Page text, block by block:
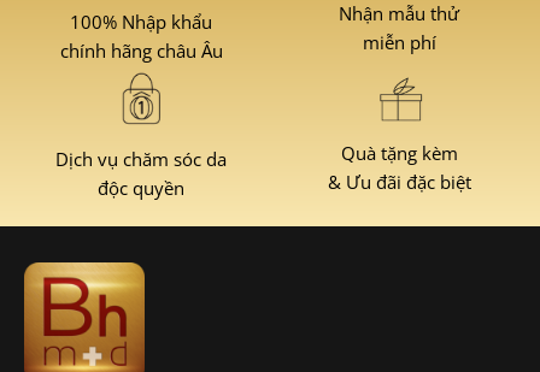
100% Nhập khẩu
chính hãng châu Âu
Nhận mẫu thử
miễn phí
Dịch vụ chăm sóc da
độc quyền
Quà tặng kèm
& Ưu đãi đặc biệt